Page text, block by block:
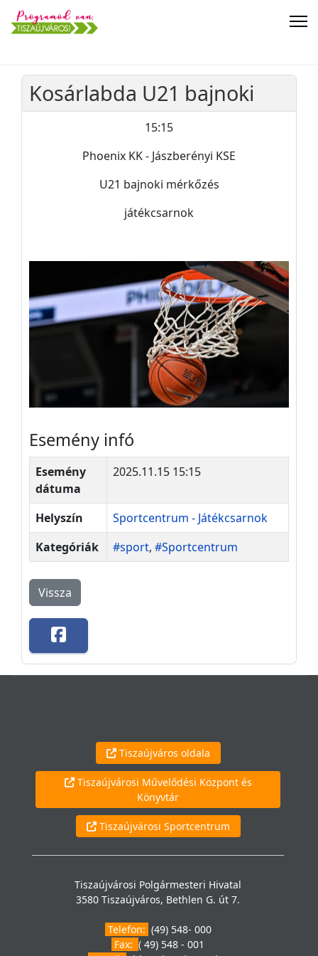
Kosárlabda U21 bajnoki
15:15
Phoenix KK - Jászberényi KSE
U21 bajnoki mérkőzés
játékcsarnok
Esemény infó
Esemény
dátuma
2025.11.15 15:15
Helyszín
Sportcentrum - Játékcsarnok
Kategóriák
#sport, #Sportcentrum
Vissza
Tiszaújváros oldala
Tiszaújvárosi Művelődési Központ és
Könyvtár
Tiszaújvárosi Sportcentrum
Tiszaújvárosi Polgármesteri Hivatal
3580 Tiszaújváros, Bethlen G. út 7.
Telefon: (49) 548- 000
Fax: ( 49) 548 - 001